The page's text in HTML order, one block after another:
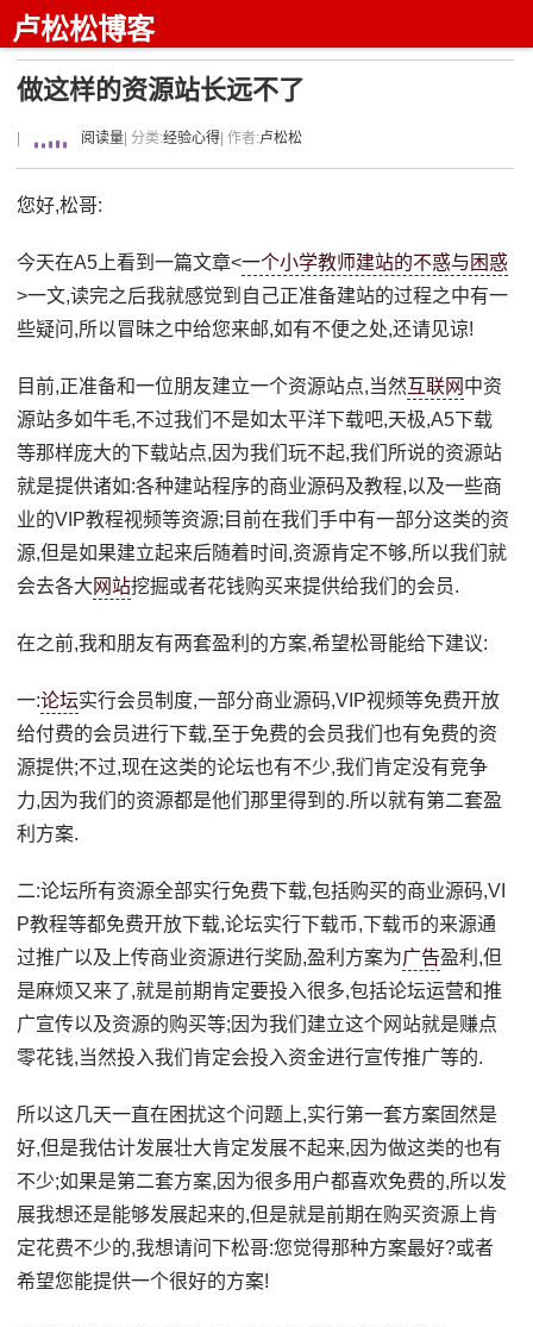
卢松松博客
做这样的资源站长远不了
阅读量 | 分类:经验心得 | 作者:卢松松
您好,松哥:
今天在A5上看到一篇文章<一个小学教师建站的不惑与困惑
>一文,读完之后我就感觉到自己正准备建站的过程之中有一
些疑问,所以冒昧之中给您来邮,如有不便之处,还请见谅!
目前,正准备和一位朋友建立一个资源站点,当然互联网 中资
源站多如牛毛,不过我们不是如太平洋下载吧,天极,A5下载
等那样庞大的下载站点,因为我们玩不起,我们所说的资源站
就是提供诸如:各种建站程序的商业源码及教程,以及一些商
业的VIP教程视频等资源;目前在我们手中有一部分这类的资
源,但是如果建立起来后随着时间,资源肯定不够,所以我们就
会去各大 网站挖掘或者花钱购买来提供给我们的会员.
在之前,我和朋友有两套盈利的方案,希望松哥能给下建议:
一:论坛实行会员制度,一部分商业源码,VIP视频等免费开放
给付费的会员进行下载,至于免费的会员我们也有免费的资
源提供;不过,现在这类的论坛也有不少,我们肯定没有竞争
力,因为我们的资源都是他们那里得到的.所以就有第二套盈
利方案.
二:论坛所有资源全部实行免费下载,包括购买的商业源码,VI
P教程等都免费开放下载,论坛实行下载币,下载币的来源通
过推广以及上传商业资源进行奖励,盈利方案为广告盈利,但
是麻烦又来了,就是前期肯定要投入很多,包括论坛运营和推
广宣传以及资源的购买等;因为我们建立这个网站就是赚点
零花钱,当然投入我们肯定会投入资金进行宣传推广等的.
所以这几天一直在困扰这个问题上,实行第一套方案固然是
好,但是我估计发展壮大肯定发展不起来,因为做这类的也有
不少;如果是第二套方案,因为很多用户都喜欢免费的,所以发
展我想还是能够发展起来的,但是就是前期在购买资源上肯
定花费不少的,我想请问下松哥:您觉得那种方案最好?或者
希望您能提供一个很好的方案!